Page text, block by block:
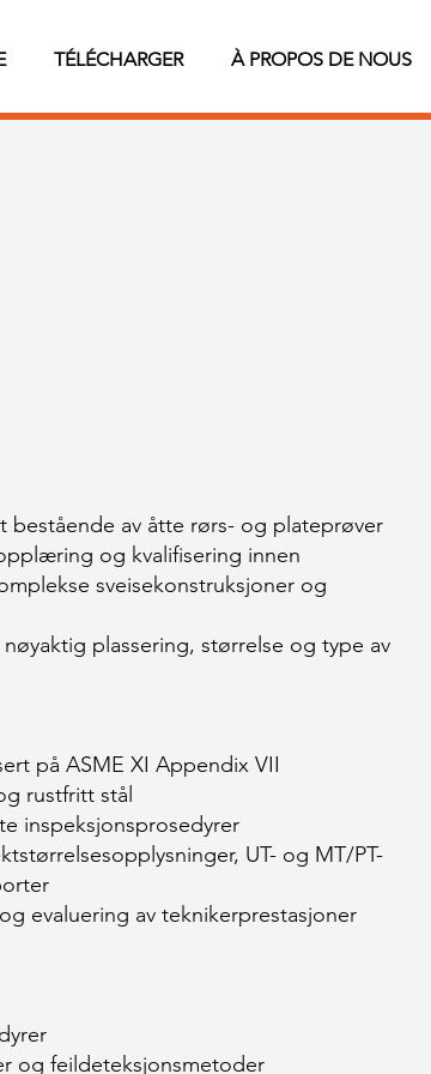
TÉLÉCHARGER À PROPOS DE NOUS
bestående av åtte rørs- og plateprøver
og kvalifisering innen
sveisekonstruksjoner og
plassering, størrelse og type av
på ASME XI Appendix VII
rustfritt stål
inspeksjonsprosedyrer
UT- og MT/PT-
evaluering av teknikerprestasjoner
og feildeteksjonsmetoder